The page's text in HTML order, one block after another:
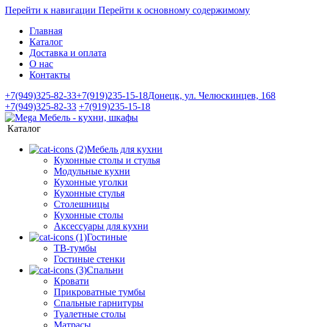
Перейти к навигации Перейти к основному содержимому
Главная
Каталог
Доставка и оплата
О нас
Контакты
+7(949)325-82-33+7(919)235-15-18Донецк, ул. Челюскинцев, 168
+7(949)325-82-33 +7(919)235-15-18
Каталог
Мебель для кухни
Кухонные столы и стулья
Модульные кухни
Кухонные уголки
Кухонные стулья
Столешницы
Кухонные столы
Аксессуары для кухни
Гостиные
ТВ-тумбы
Гостиные стенки
Спальни
Кровати
Прикроватные тумбы
Спальные гарнитуры
Туалетные столы
Матрасы